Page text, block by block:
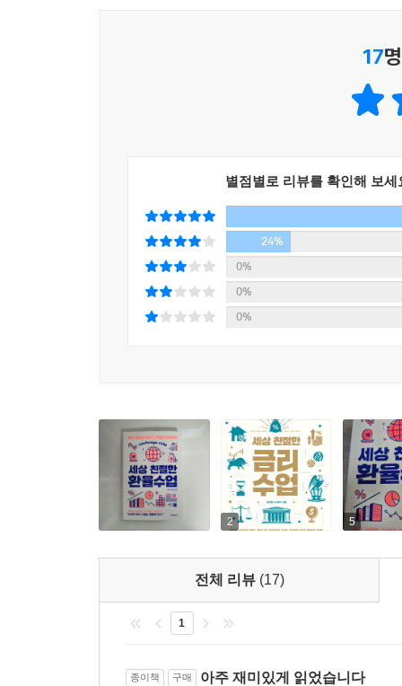
현대의 변동환율제까지 그 역사와 배경을 읽다
우리나라는 어떤 위치에 있는지 가늠해볼 수 있다
결정되고, 그렇게 결정된 환율이 다시 개인과
존재감을 느낄 수 있을 것이다. 또한 비트코인이
이 책의 저자들은 저널리스트와 연구자로서 20
논리에 의해 돌아가는 세계 경제와 각국의 정
사람부터 점점 더 첨예해지는 세계 정세를 이해
17
별점별로 리뷰를 확인해 보세
24%
0%
0%
0%
2 5
전체 리뷰 (17)
1
종이책 구매 아주 재미있게 읽었습니다